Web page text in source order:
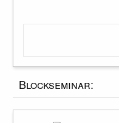
Blockseminar: